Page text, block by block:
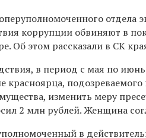
отдела
коррупции обвиняют в
Об этом рассказали в СК
в период с мая по
красноярца,
изменить меру
2 млн рублей. Женщина
в